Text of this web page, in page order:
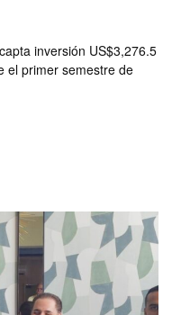
inversión US$3,276.5
el primer semestre de